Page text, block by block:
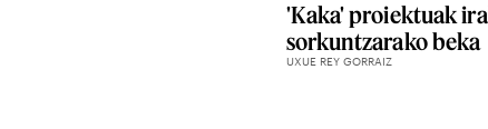
'Kaka' proiektuak
sorkuntzarako beka
UXUE REY GORRAIZ